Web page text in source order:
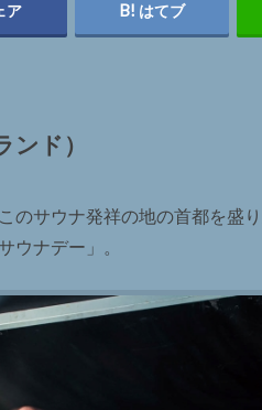
ア はてブ
ド）
のサウナ発祥の地の首都を盛
ウナデー」。